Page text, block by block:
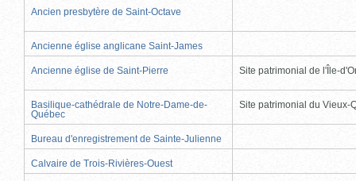
Ancien presbytère de Saint-Octave
Ancienne église anglicane Saint-James
Ancienne église de Saint-Pierre Site patrimonial de l'Île-
Basilique-cathédrale de Notre-Dame-de-
Québec
Site patrimonial du Vieux-
Bureau d'enregistrement de Sainte-Julienne
Calvaire de Trois-Rivières-Ouest